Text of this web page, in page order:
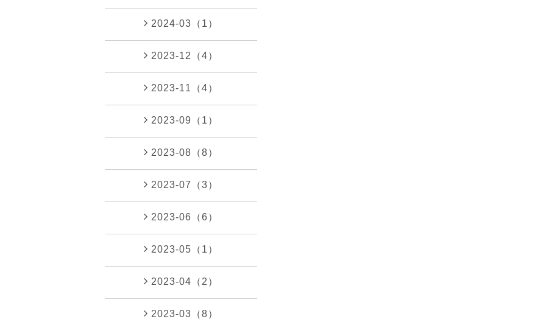
2024-03（1）
2023-12（4）
2023-11（4）
2023-09（1）
2023-08（8）
2023-07（3）
2023-06（6）
2023-05（1）
2023-04（2）
2023-03（8）